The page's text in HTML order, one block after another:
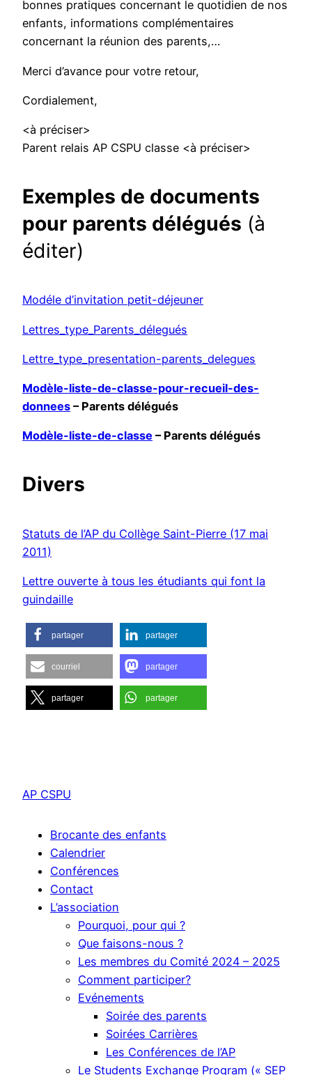
bonnes pratiques concernant le quotidien de nos
enfants, informations complémentaires
concernant la réunion des parents,…
Merci d’avance pour votre retour,
Cordialement,
<à préciser>
Parent relais AP CSPU classe <à préciser>
Exemples de documents
pour parents délégués (à
éditer)
Modéle d’invitation petit-déjeuner
Lettres_type_Parents_délegués
Lettre_type_presentation-parents_delegues
Modèle-liste-de-classe-pour-recueil-des-
donnees – Parents délégués
Modèle-liste-de-classe – Parents délégués
Divers
Statuts de l’AP du Collège Saint-Pierre (17 mai
2011)
Lettre ouverte à tous les étudiants qui font la
guindaille
partager partager
courriel partager
partager partager
AP CSPU
Brocante des enfants
Calendrier
Conférences
Contact
L’association
Pourquoi, pour qui ?
Que faisons-nous ?
Les membres du Comité 2024 – 2025
Comment participer?
Evénements
Soirée des parents
Soirées Carrières
Les Conférences de l’AP
Le Students Exchange Program (« SEP